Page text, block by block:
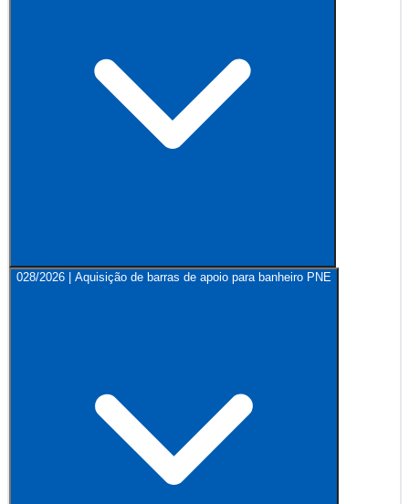
028/2026 | Aquisição de barras de apoio para banheiro PNE